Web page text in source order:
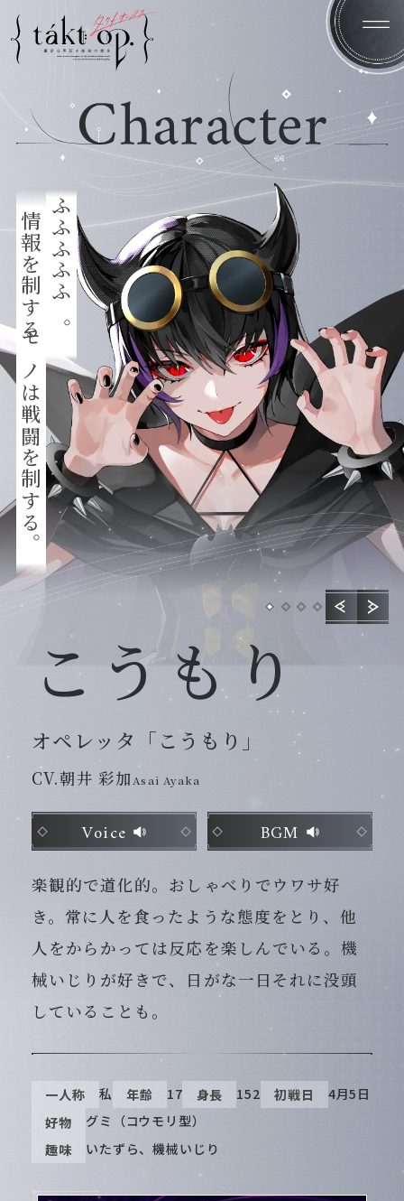
Home
News
Introduction
System
Character
Staff/Cast
Products
Gallery
Special
ふふふふふ。
情報を制するモノは戦闘を制する。
こうもり
オペレッタ「こうもり」
CV.朝井 彩加Asai Ayaka
Voice BGM
楽観的で道化的。おしゃべりでウワサ好
き。常に人を食ったような態度をとり、他
人をからかっては反応を楽しんでいる。機
械いじりが好きで、日がな一日それに没頭
していることも。
一人称 私 年齢 17 身長 152 初戦日
4月5日
好物
グミ（コウモリ型）
趣味
いたずら、機械いじり